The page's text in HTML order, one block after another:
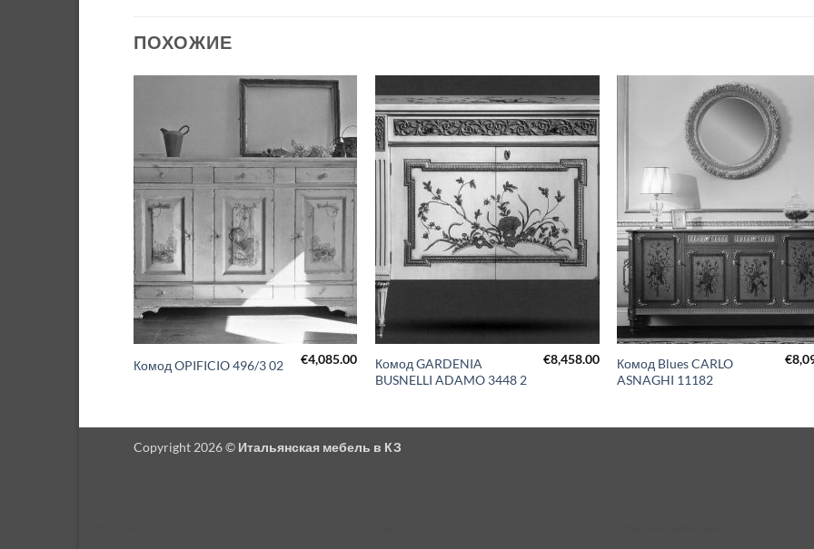
ПОХОЖИЕ
Комод OPIFICIO 496/3 02 €4,085.00
Комод GARDENIA
BUSNELLI ADAMO 3448 2
€8,458.00
Комод Blues CARLO
ASNAGHI 11182
€
Copyright 2026 © Итальянская мебель в КЗ